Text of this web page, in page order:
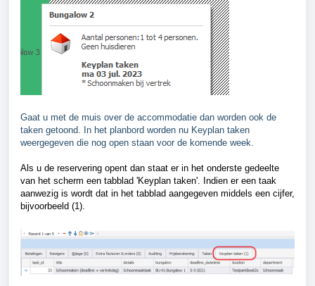
Gaat u met de muis over de accommodatie dan worden ook de
taken getoond. In het planbord worden nu Keyplan taken
weergegeven die nog open staan voor de komende week.
Als u de reservering opent dan staat er in het onderste gedeelte
van het scherm een tabblad 'Keyplan taken'. Indien er een taak
aanwezig is wordt dat in het tabblad aangegeven middels een cijfer,
bijvoorbeeld (1).